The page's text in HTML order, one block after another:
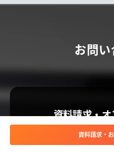
お問
資料請求・
専門スタッフが
ささいな不明点もお気
資料請求・